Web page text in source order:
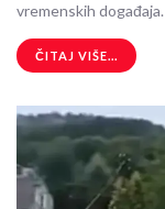
vremenskih događaja.
ČITAJ VIŠE...